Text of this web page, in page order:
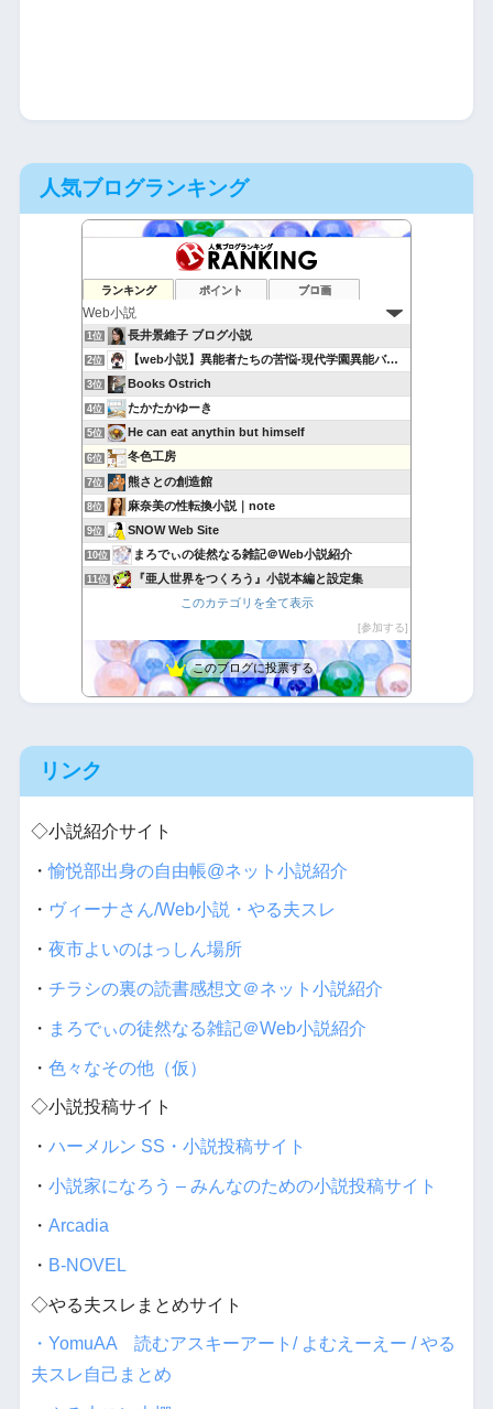
人気ブログランキング
ランキング ポイント ブロ画
1位 長井景維子 ブログ小説
2位 【web小説】異能者たちの苦悩-現代学園異能バトル-
3位 Books Ostrich
4位 たかたかゆーき
5位 He can eat anythin but himself
6位 冬色工房
7位 熊さとの創造館
8位 麻奈美の性転換小説｜note
9位 SNOW Web Site
10位 まろでぃの徒然なる雑記＠Web小説紹介
11位 『亜人世界をつくろう』小説本編と設定集
バナジウム喫茶だより
フォレストピア創造記 ラムリーザ・サーガ
14位 ボロ家で執筆
15位 聖女ミスリア巡礼紀行
このカテゴリを全て表示
参加する
このブログに投票する
リンク
◇小説紹介サイト
・愉悦部出身の自由帳@ネット小説紹介
・ ヴィーナさん/Web小説・やる夫スレ
・ 夜市よいのはっしん場所
・ チラシの裏の読書感想文＠ネット小説紹介
・ まろでぃの徒然なる雑記＠Web小説紹介
・ 色々なその他（仮）
◇小説投稿サイト
・ ハーメルン SS・小説投稿サイト
・ 小説家になろう – みんなのための小説投稿サイト
・ Arcadia
・ B-NOVEL
◇やる夫スレまとめサイト
・YomuAA 読むアスキーアート/ よむえーえー / やる
夫スレ自己まとめ